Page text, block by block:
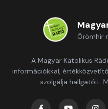
Örömhír
A Magyar Katolikus
információkkal,
szolgálja hallgatóit.